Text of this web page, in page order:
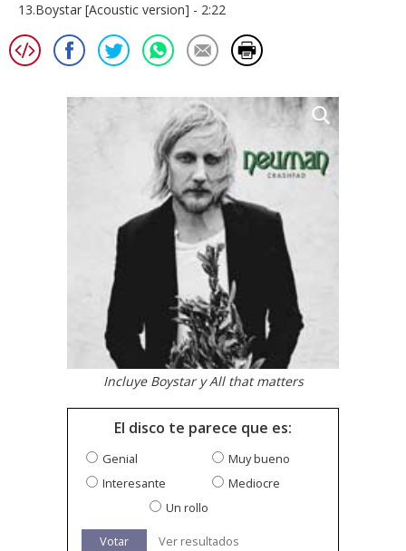
13.Boystar [Acoustic version] - 2:22
Incluye Boystar y All that matters
El disco te parece que es:
Genial
Muy bueno
Interesante
Mediocre
Un rollo
Votar Ver resultados